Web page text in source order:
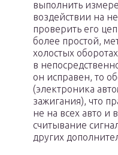
выполнить
воздействии на
проверить его
более простой,
холостых
в
он исправен, то
(электроника
зажигания), что
не на всех авто и
считывание
других